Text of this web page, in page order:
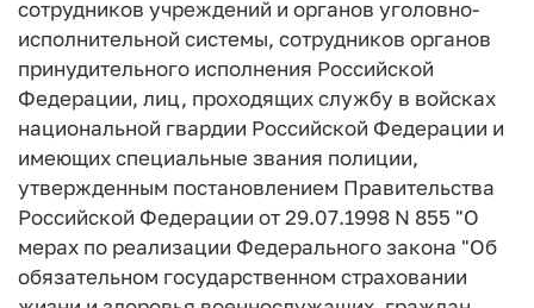
сотрудников учреждений и органов уголовно-
исполнительной системы, сотрудников органов
принудительного исполнения Российской
Федерации, лиц, проходящих службу в войсках
национальной гвардии Российской Федерации и
имеющих специальные звания полиции,
утвержденным постановлением Правительства
Российской Федерации от 29.07.1998 N 855 "О
мерах по реализации Федерального закона "Об
обязательном государственном страховании